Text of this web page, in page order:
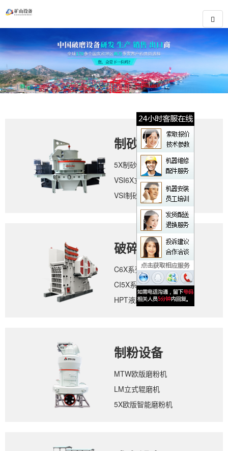
制砂设备
5X制砂机
VSI6X立轴冲击式破碎机
VSI制砂机
破碎设备
C6X系列颚式破碎机
CI5X系列反击式破碎机
HPT液压圆锥破碎机
制粉设备
MTW欧版磨粉机
LM立式辊磨机
5X欧版智能磨粉机